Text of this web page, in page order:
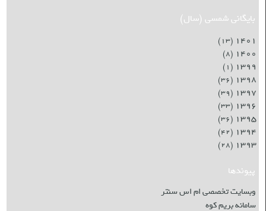
بایگانی شمسی (سال)
۱۴۰۱ (۱۳)
۱۴۰۰ (۸)
۱۳۹۹ (۱)
۱۳۹۸ (۳۶)
۱۳۹۷ (۳۹)
۱۳۹۶ (۳۳)
۱۳۹۵ (۳۶)
۱۳۹۴ (۴۲)
۱۳۹۳ (۲۸)
پیوندها
وبسایت تخصصی ام اس سنتر
سامانه بریم کوه